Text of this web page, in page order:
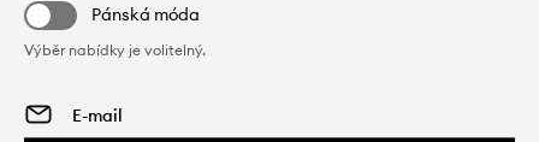
Pánská móda
Výběr nabídky je volitelný.